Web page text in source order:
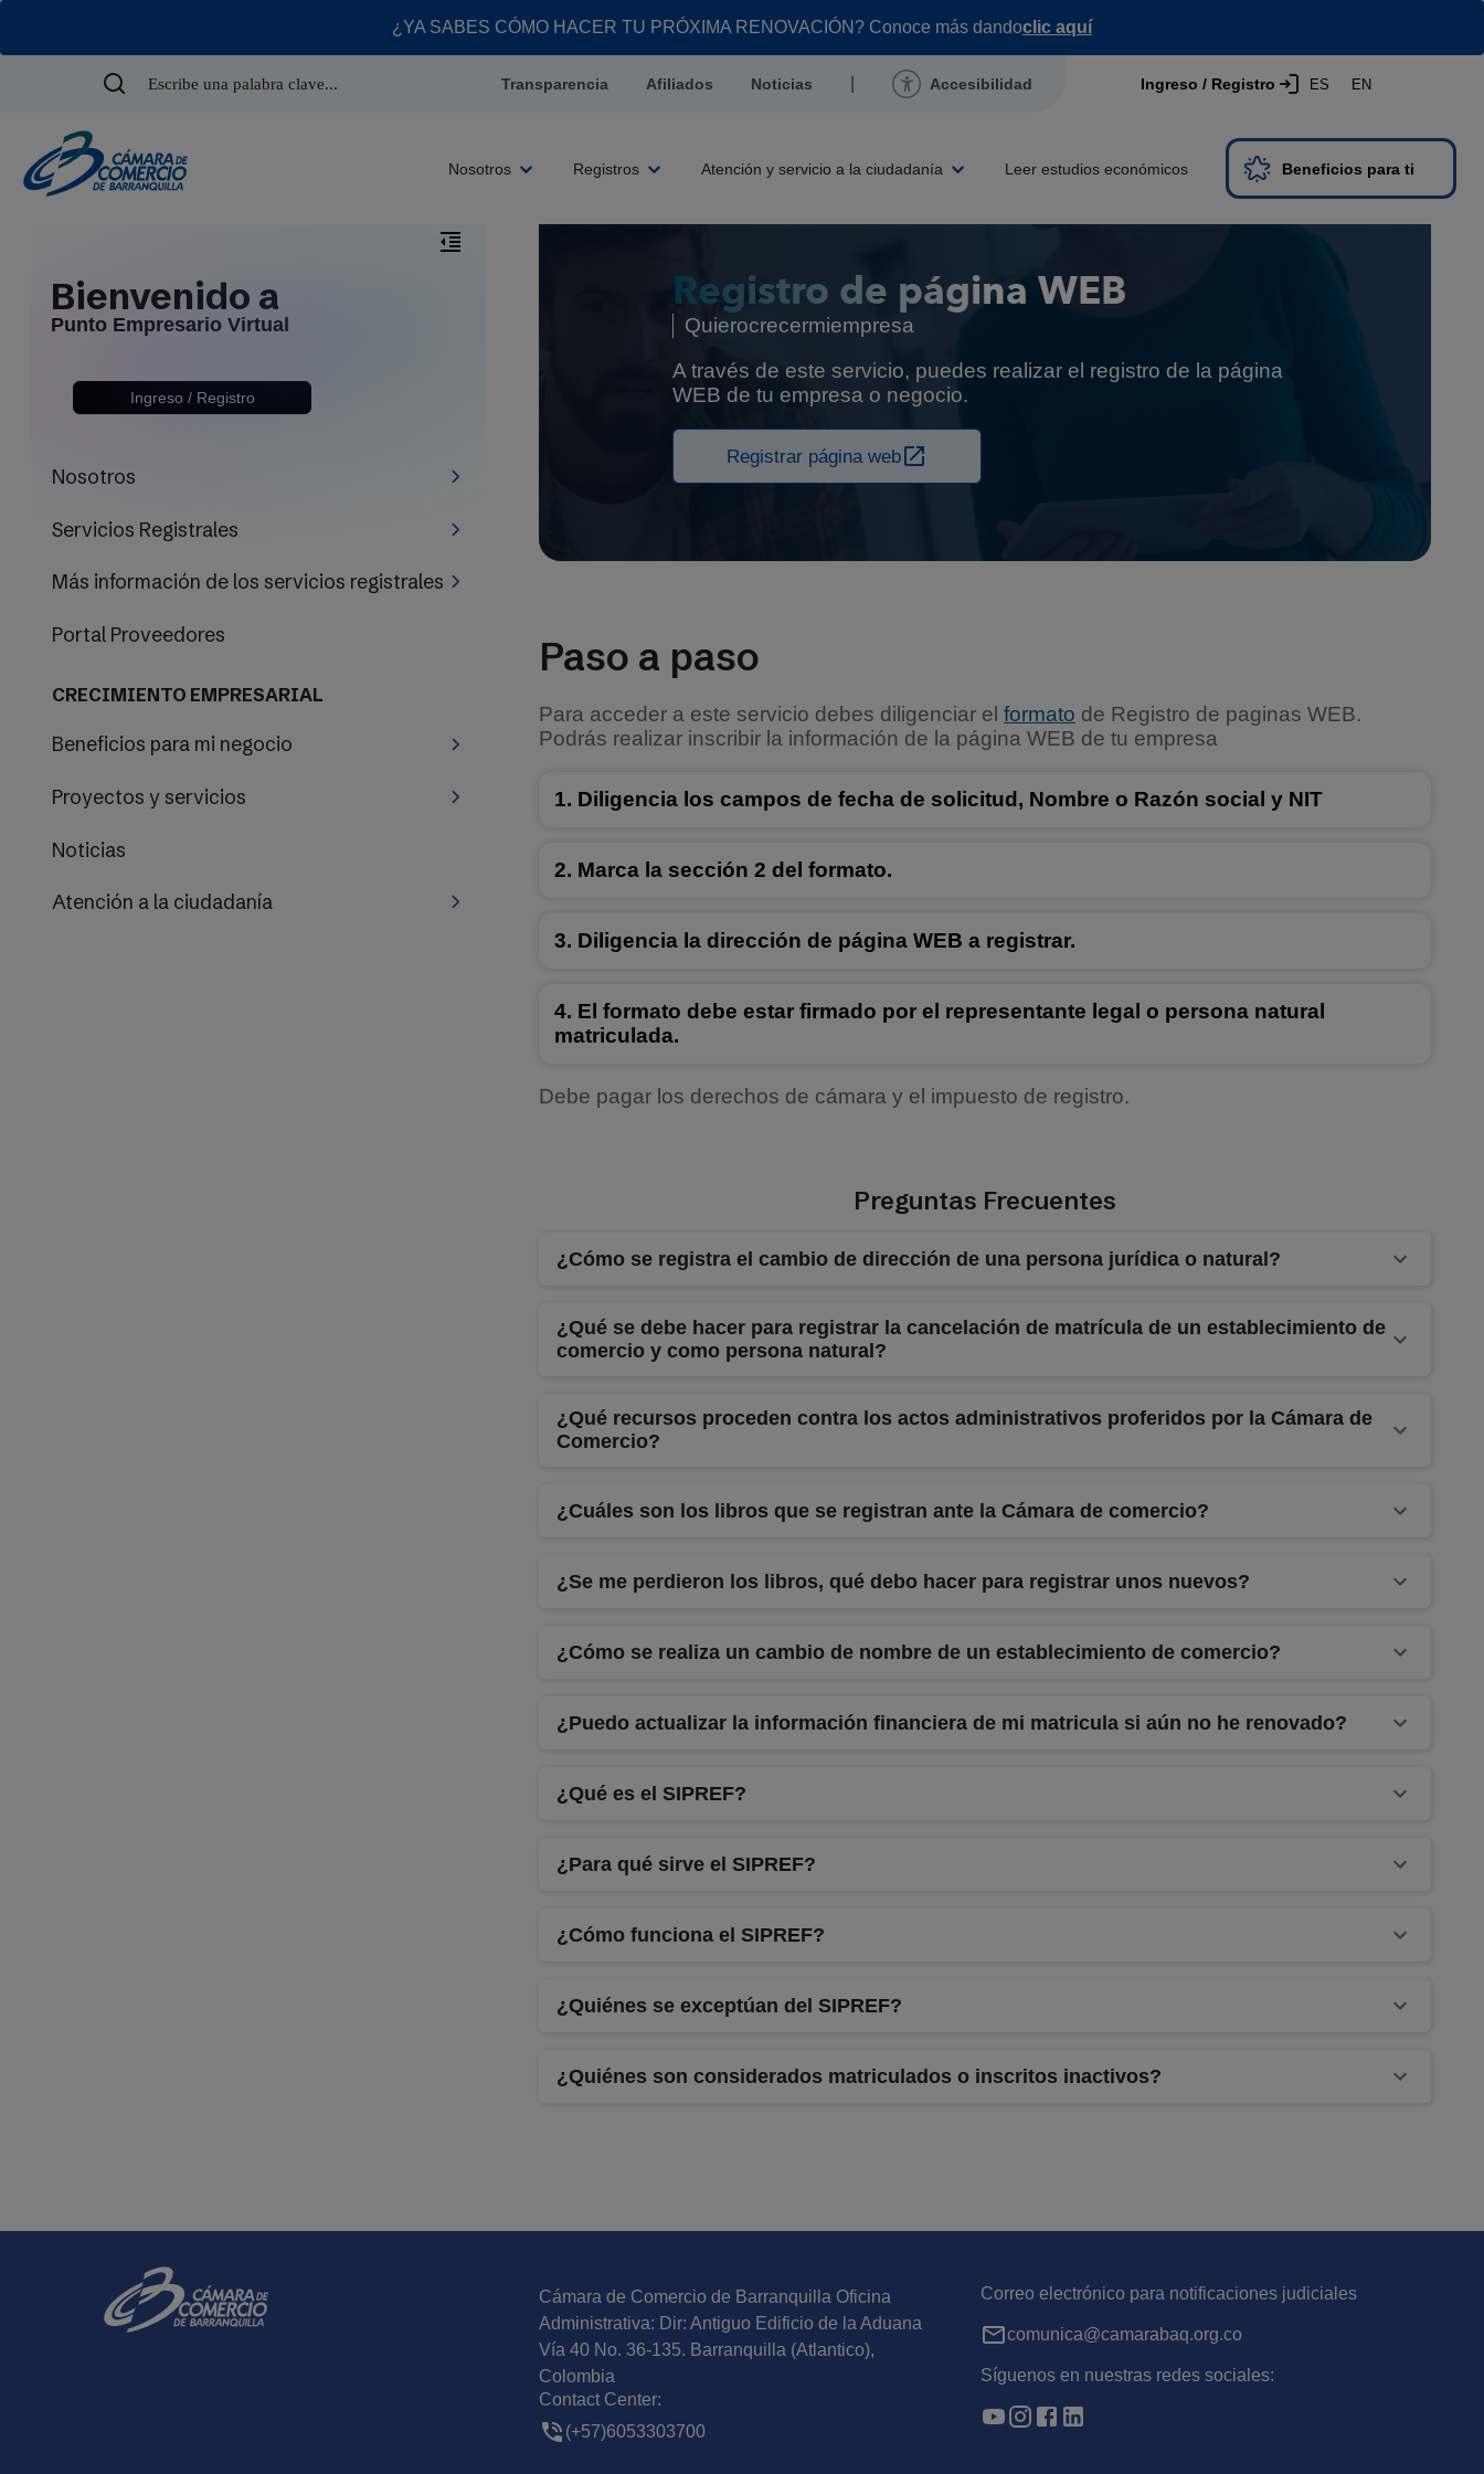
¿YA SABES CÓMO HACER TU PRÓXIMA RENOVACIÓN? Conoce más dandoclic aquí
Transparencia Afiliados Noticias Accesibilidad Ingreso / Registro ES EN
Nosotros Registros Atención y servicio a la ciudadanía Leer estudios económicos Beneficios para ti
Bienvenido a
Punto Empresario Virtual
Ingreso / Registro
Nosotros
Servicios Registrales
Más información de los servicios registrales
Portal Proveedores
CRECIMIENTO EMPRESARIAL
Beneficios para mi negocio
Proyectos y servicios
Noticias
Atención a la ciudadanía
Registro de página WEB
Quierocrecermiempresa
A través de este servicio, puedes realizar el registro de la página
WEB de tu empresa o negocio.
Registrar página web
Paso a paso
Para acceder a este servicio debes diligenciar el formato de Registro de paginas WEB.
Podrás realizar inscribir la información de la página WEB de tu empresa
Diligencia los campos de fecha de solicitud, Nombre o Razón social y NIT
Marca la sección 2 del formato.
Diligencia la dirección de página WEB a registrar.
El formato debe estar firmado por el representante legal o persona natural
matriculada.
Debe pagar los derechos de cámara y el impuesto de registro.
Preguntas Frecuentes
¿Cómo se registra el cambio de dirección de una persona jurídica o natural?
¿Qué se debe hacer para registrar la cancelación de matrícula de un establecimiento de
comercio y como persona natural?
¿Qué recursos proceden contra los actos administrativos proferidos por la Cámara de
Comercio?
¿Cuáles son los libros que se registran ante la Cámara de comercio?
¿Se me perdieron los libros, qué debo hacer para registrar unos nuevos?
¿Cómo se realiza un cambio de nombre de un establecimiento de comercio?
¿Puedo actualizar la información financiera de mi matricula si aún no he renovado?
¿Qué es el SIPREF?
¿Para qué sirve el SIPREF?
¿Cómo funciona el SIPREF?
¿Quiénes se exceptúan del SIPREF?
¿Quiénes son considerados matriculados o inscritos inactivos?
Cámara de Comercio de Barranquilla Oficina
Administrativa: Dir: Antiguo Edificio de la Aduana
Vía 40 No. 36-135. Barranquilla (Atlantico),
Colombia
Contact Center:
(+57)6053303700
Correo electrónico para notificaciones judiciales
comunica@camarabaq.org.co
Síguenos en nuestras redes sociales: